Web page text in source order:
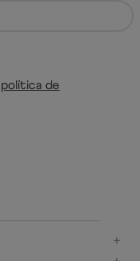
política de
+